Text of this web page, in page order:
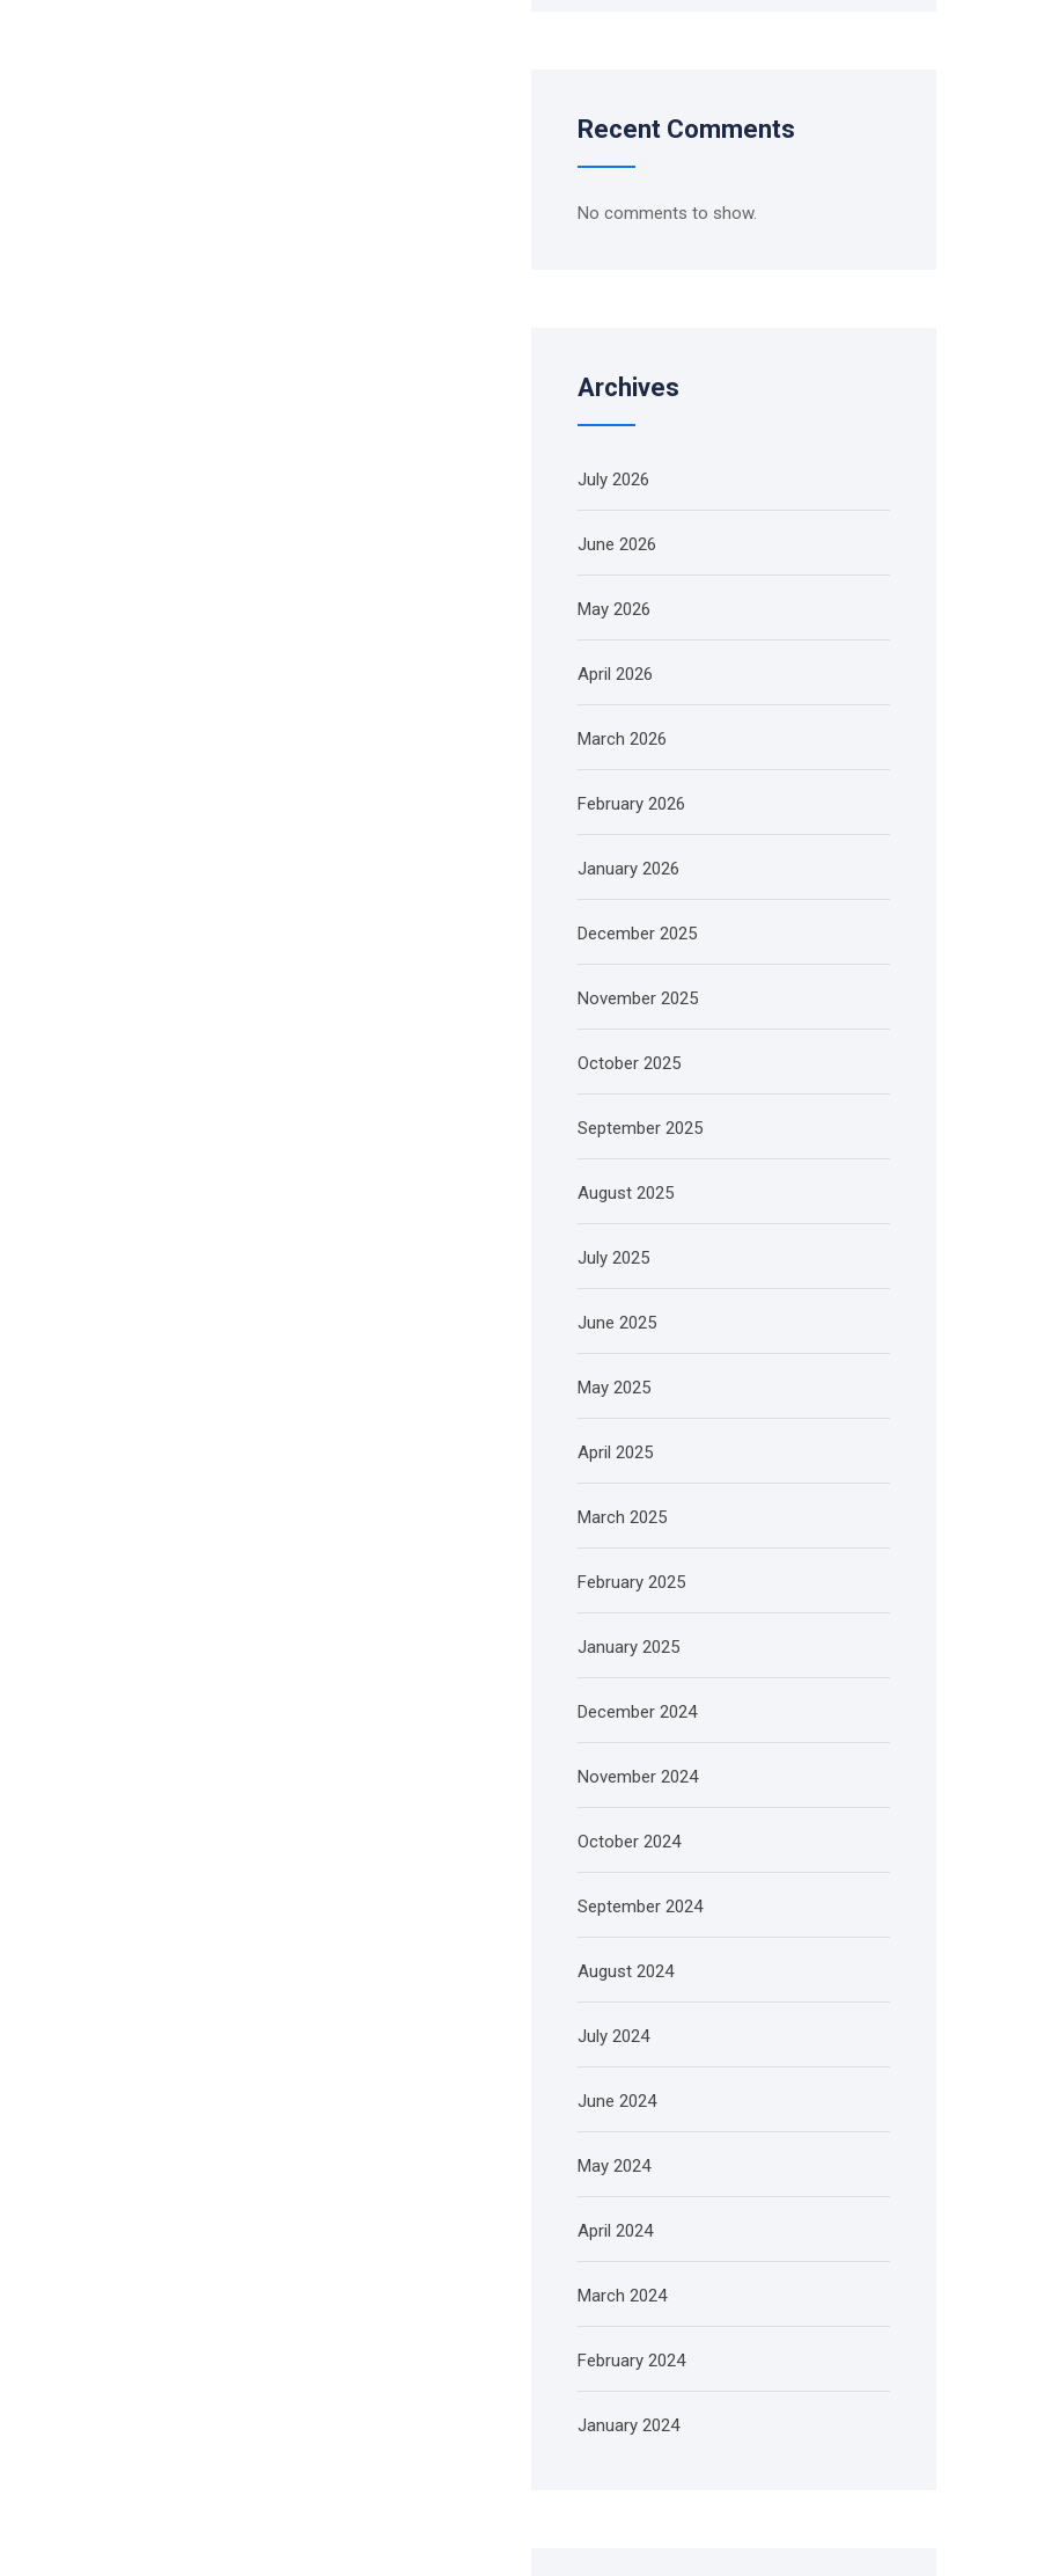
Recent Comments
No comments to show.
Archives
July 2026
June 2026
May 2026
April 2026
March 2026
February 2026
January 2026
December 2025
November 2025
October 2025
September 2025
August 2025
July 2025
June 2025
May 2025
April 2025
March 2025
February 2025
January 2025
December 2024
November 2024
October 2024
September 2024
August 2024
July 2024
June 2024
May 2024
April 2024
March 2024
February 2024
January 2024